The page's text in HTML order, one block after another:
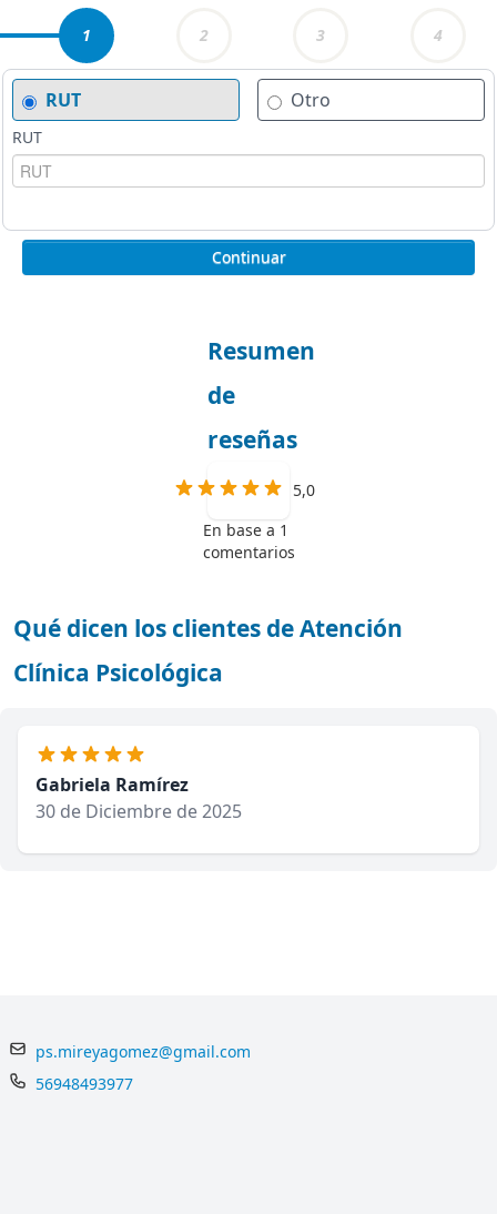
1 2 3 4
RUT Otro
RUT
Continuar
Resumen
de
reseñas
5,0
En base a 1
comentarios
Qué dicen los clientes de Atención
Clínica Psicológica
Gabriela Ramírez
30 de Diciembre de 2025
ps.mireyagomez@gmail.com
56948493977